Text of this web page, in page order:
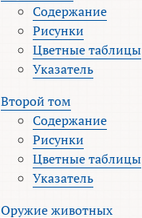
Содержание
Рисунки
Цветные таблицы
Указатель
Второй том
Содержание
Рисунки
Цветные таблицы
Указатель
Оружие животных